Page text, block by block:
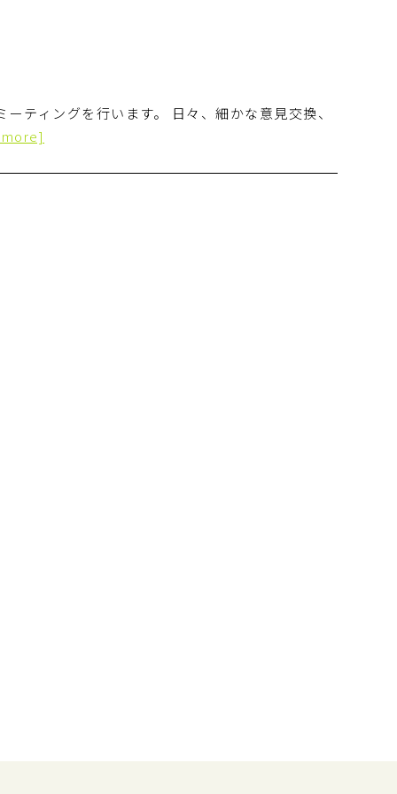
ティングを行います。 日々、細かな意見交換、